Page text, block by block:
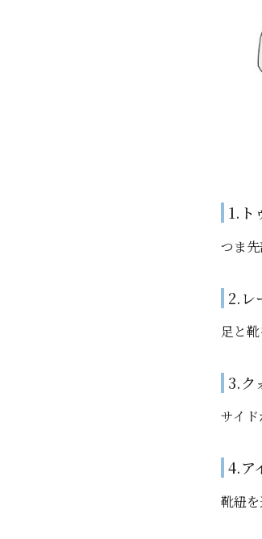
1.ト
つま
2.レ
足と
3.ク
サイ
4.ア
靴紐